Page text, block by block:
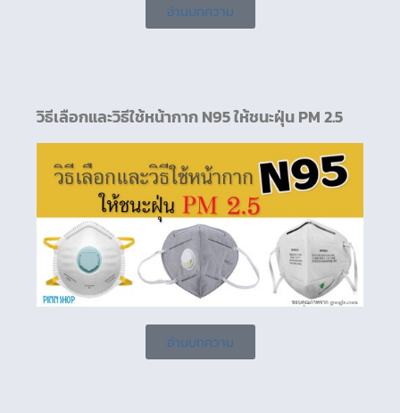
อ่านบทความ
วิธีเลือกและวิธีใช้หน้ากาก N95 ให้ชนะฝุ่น PM 2.5
อ่านบทความ